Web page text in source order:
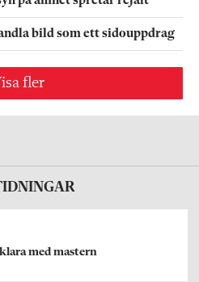
bild som ett sidouppdrag
fler
med mastern